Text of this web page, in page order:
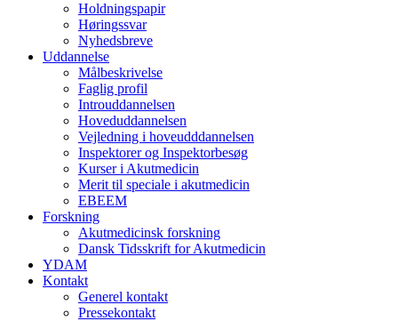
Holdningspapir
Høringssvar
Nyhedsbreve
Uddannelse
Målbeskrivelse
Faglig profil
Introuddannelsen
Hoveduddannelsen
Vejledning i hoveudddannelsen
Inspektorer og Inspektorbesøg
Kurser i Akutmedicin
Merit til speciale i akutmedicin
EBEEM
Forskning
Akutmedicinsk forskning
Dansk Tidsskrift for Akutmedicin
YDAM
Kontakt
Generel kontakt
Pressekontakt